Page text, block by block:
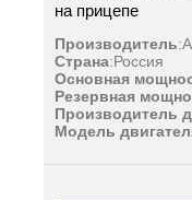
на прицепе
Производитель:
Страна:Россия
Основная
Резервная
Производитель
Модель